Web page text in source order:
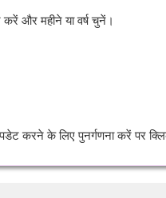
और महीने या वर्ष चुनें।
करने के लिए पुनर्गणना करें पर